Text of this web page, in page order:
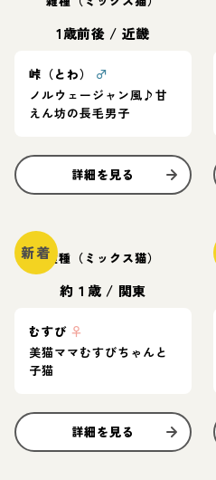
1歳前後 / 近畿
峠（とわ）
♂
ノルウェージャン風♪甘
えん坊の長毛男子
詳細を見る
新着雑種（ミックス猫）
約１歳 / 関東
むすび ♀
美猫ママむすびちゃんと
子猫
詳細を見る